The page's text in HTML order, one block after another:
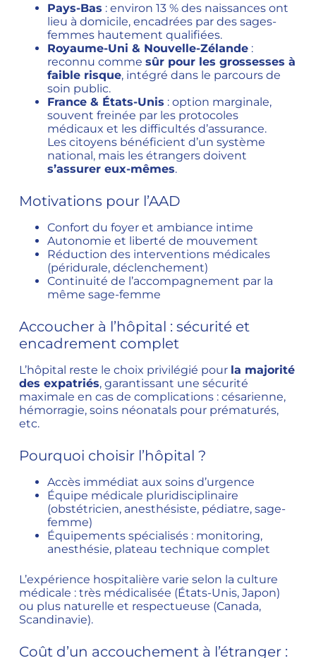
Pays-Bas : environ 13 % des naissances ont
lieu à domicile, encadrées par des sages-
femmes hautement qualifiées.
Royaume-Uni & Nouvelle-Zélande:
reconnu comme sûr pour les grossesses à
faible risque, intégré dans le parcours de
soin public.
France & États-Unis : option marginale,
souvent freinée par les protocoles
médicaux et les difficultés d’assurance.
Les citoyens bénéficient d’un système
national, mais les étrangers doivent
s’assurer eux-mêmes.
Motivations pour l’AAD
Confort du foyer et ambiance intime
Autonomie et liberté de mouvement
Réduction des interventions médicales
(péridurale, déclenchement)
Continuité de l’accompagnement par la
même sage-femme
Accoucher à l’hôpital : sécurité et
encadrement complet
L’hôpital reste le choix privilégié pour la majorité
des expatriés, garantissant une sécurité
maximale en cas de complications : césarienne,
hémorragie, soins néonatals pour prématurés,
etc.
Pourquoi choisir l’hôpital ?
Accès immédiat aux soins d’urgence
Équipe médicale pluridisciplinaire
(obstétricien, anesthésiste, pédiatre, sage-
femme)
Équipements spécialisés : monitoring,
anesthésie, plateau technique complet
L’expérience hospitalière varie selon la culture
médicale : très médicalisée (États-Unis, Japon)
ou plus naturelle et respectueuse (Canada,
Scandinavie).
Coût d’un accouchement à l’étranger :